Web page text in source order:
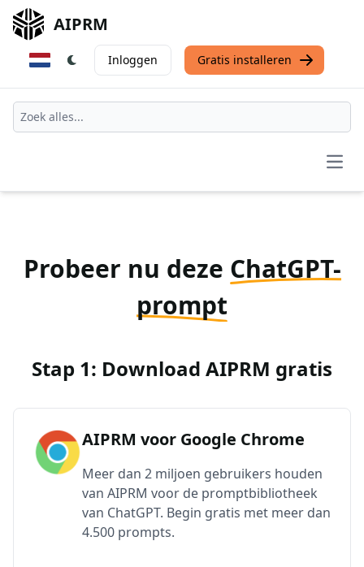
AIPRM
Inloggen Gratis installeren
Probeer nu deze ChatGPT-
prompt
Stap 1: Download AIPRM gratis
AIPRM voor Google Chrome
Meer dan 2 miljoen gebruikers houden
van AIPRM voor de promptbibliotheek
van ChatGPT. Begin gratis met meer dan
4.500 prompts.